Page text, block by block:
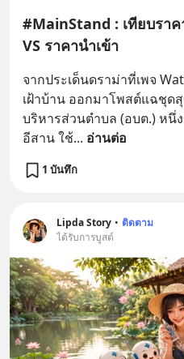
#MainStand : เทียบรา
VS ราคานำเข้า
จากประเด็นดราม่าที่เพจ
เฝ้าบ้าน ออกมาโพสต์แฉชุด
บริหารส่วนตำบล (อบต.) หนึ่
อีสาน ใช้... อ่านต่อ
1 บันทึก
Lipda Story • ติดตาม
ได้รับการบูสต์